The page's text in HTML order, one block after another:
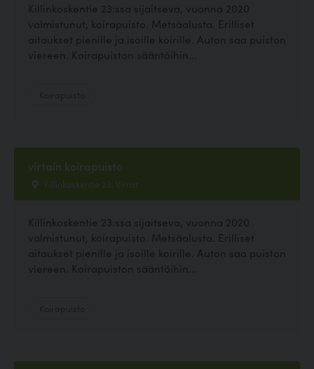
Killinkoskentie 23:ssa sijaitseva, vuonna 2020
valmistunut, koirapuisto. Metsäalusta. Erilliset
aitaukset pienille ja isoille koirille. Auton saa puiston
viereen. Koirapuiston sääntöihin...
virtain koirapuisto
Killinkoskentie 23, Virrat
Killinkoskentie 23:ssa sijaitseva, vuonna 2020
valmistunut, koirapuisto. Metsäalusta. Erilliset
aitaukset pienille ja isoille koirille. Auton saa puiston
viereen. Koirapuiston sääntöihin...